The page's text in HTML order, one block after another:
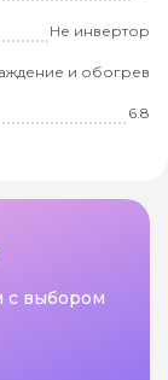
Не инвертор
и обогрев
6.8
с выбором